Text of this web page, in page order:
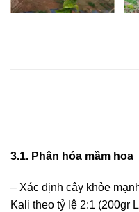
3.1. Phân hóa mầm hoa
– Xác định cây khỏe
Kali theo tỷ lệ 2:1 (200gr